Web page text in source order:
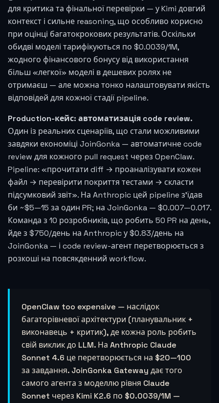
для критика та фінальної перевірки — у Kimi довгий
контекст і сильне reasoning, що особливо корисно
при оцінці багатокрокових результатів. Оскільки
обидві моделі тарифікуються по $0.0039/1M,
жодного фінансового бонусу від використання
більш «легкої» моделі в дешевих ролях не
отримаєш — але можна тонко налаштовувати якість
відповідей для кожної стадії pipeline.
Production-кейс: автоматизація code review.
Один із реальних сценаріїв, що стали можливими
завдяки економіці JoinGonka — автоматичне code
review для кожного pull request через OpenClaw.
Pipeline: «прочитати diff → проаналізувати кожен
файл → перевірити покриття тестами → скласти
підсумковий звіт». На Anthropic цей pipeline з'їдав
би ~$5—15 за один PR; на JoinGonka — $0.007—0.017.
Команда з 10 розробників, що робить 50 PR на день,
йде з $750/день на Anthropic у $0.83/день на
JoinGonka — і code review-агент перетворюється з
розкоші на повсякденний workflow.
OpenClaw too expensive — наслідок
багаторівневої архітектури (планувальник +
виконавець + критик), де кожна роль робить
свій виклик до LLM. На Anthropic Claude
Sonnet 4.6 це перетворюється на $20—100
за завдання. JoinGonka Gateway дає того
самого агента з моделлю рівня Claude
Sonnet через Kimi K2.6 по $0.0039/1M —